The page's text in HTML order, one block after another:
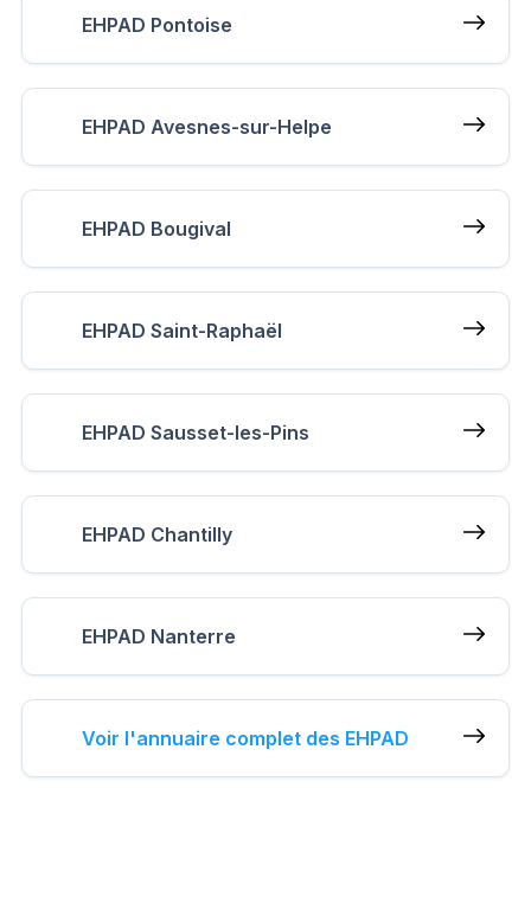
EHPAD Pontoise
EHPAD Avesnes-sur-Helpe
EHPAD Bougival
EHPAD Saint-Raphaël
EHPAD Sausset-les-Pins
EHPAD Chantilly
EHPAD Nanterre
Voir l'annuaire complet des EHPAD